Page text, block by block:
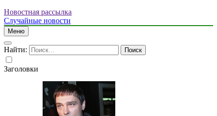
Новостная рассылка
Случайные новости
Меню
Найти:
Заголовки